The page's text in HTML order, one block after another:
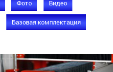
Фото Видео
Базовая комплектация